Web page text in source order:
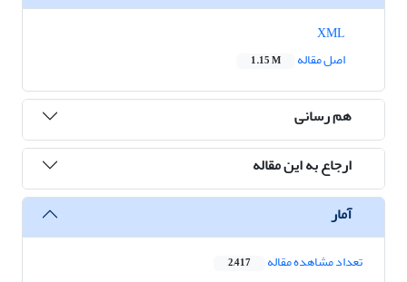
اصل مقاله
1.15 M
هم رسانی
ارجاع به این مقاله
آمار
تعداد مشاهده مقاله 2,417